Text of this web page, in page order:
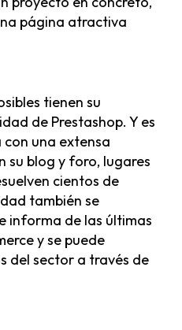
página atractiva
tienen su
de Prestashop. Y es
una extensa
su blog y foro, lugares
cientos de
también se
informa de las últimas
y se puede
del sector a través de